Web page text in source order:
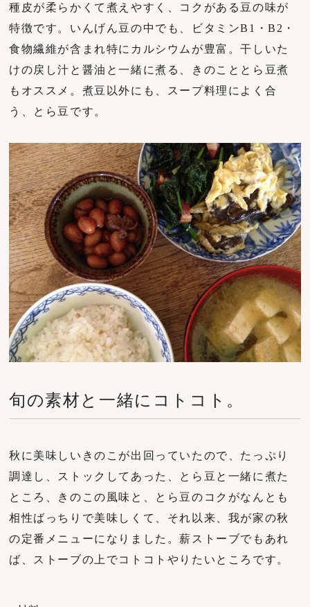
種皮が柔らかくて煮えやすく、コクがある豆の味が
特徴です。いんげん豆の中でも、ビタミンB1・B2・
食物繊維が含まれ特にカルシウムが豊富。干しいた
けの戻し汁と醤油と一緒に煮る、きのこととら豆煮
もオススメ。煮豆以外にも、スープ料理によく合
う、とら豆です。
旬の素材と一緒にコトコト。
秋に美味しいきのこが出回っていたので、たっぷり
調達し、ストックしてあった、とら豆と一緒に煮た
ところ、きのこの風味と、とら豆のコクがなんとも
相性ばっちりで美味しくて、それ以来、我が家の秋
の定番メニューになりました。薪ストーブでもあれ
ば、ストーブの上でコトコトやりたいところです。